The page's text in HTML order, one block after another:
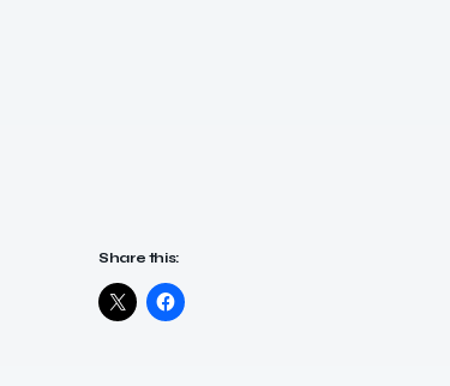
Share this: